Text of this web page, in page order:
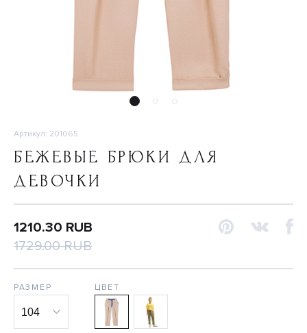
Артикул: 201065
БЕЖЕВЫЕ БРЮКИ ДЛЯ
ДЕВОЧКИ
1210.30 RUB
1729.00 RUB
РАЗМЕР ЦВЕТ